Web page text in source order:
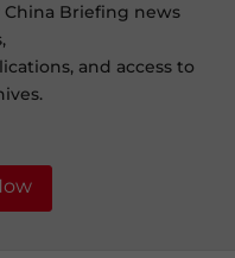
Briefing news
and access to